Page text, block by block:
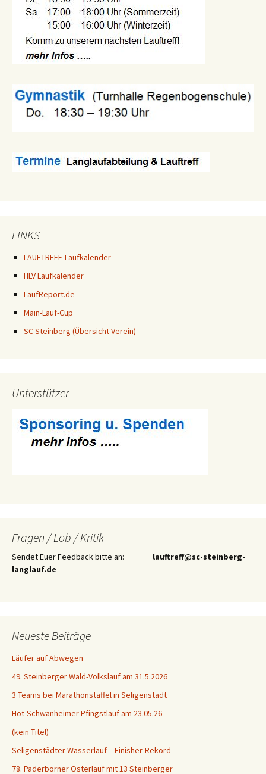
LINKS
LAUFTREFF-Laufkalender
HLV Laufkalender
LaufReport.de
Main-Lauf-Cup
SC Steinberg (Übersicht Verein)
Unterstützer
Fragen / Lob / Kritik
Sendet Euer Feedback bitte an: lauftreff@sc-steinberg-
langlauf.de
Neueste Beiträge
Läufer auf Abwegen
49. Steinberger Wald-Volkslauf am 31.5.2026
3 Teams bei Marathonstaffel in Seligenstadt
Hot-Schwanheimer Pfingstlauf am 23.05.26
(kein Titel)
Seligenstädter Wasserlauf – Finisher-Rekord
78. Paderborner Osterlauf mit 13 Steinberger